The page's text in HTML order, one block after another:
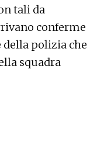
tali da
conferme
della polizia che
squadra